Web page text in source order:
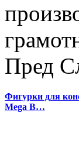
Пред
Фигурки для
Mega B…